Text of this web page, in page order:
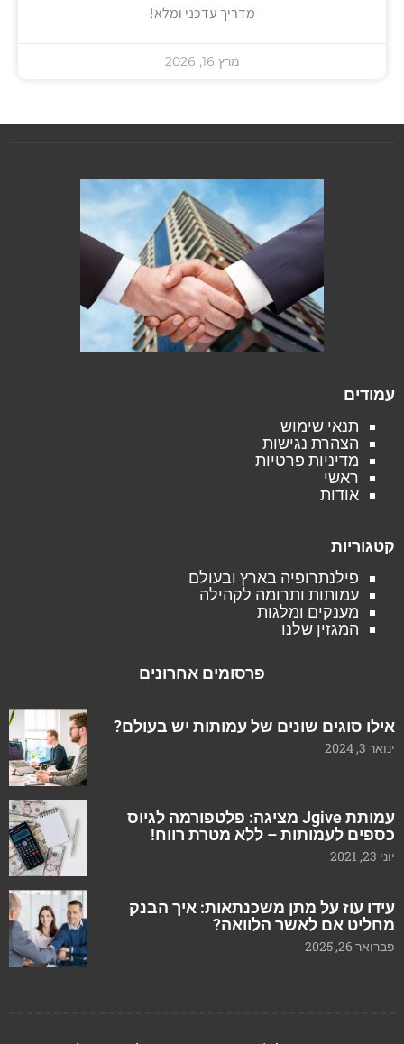
מדריך עדכני ומלא!
מרץ 16, 2026
עמודים
תנאי שימוש
הצהרת נגישות
מדיניות פרטיות
ראשי
אודות
קטגוריות
פילנתרופיה בארץ ובעולם
עמותות ותרומה לקהילה
מענקים ומלגות
המגזין שלנו
פרסומים אחרונים
אילו סוגים שונים של עמותות יש בעולם?
ינואר 3, 2024
עמותת Jgive מציגה: פלטפורמה לגיוס
כספים לעמותות – ללא מטרת רווח!
יוני 23, 2021
עידו עוז על מתן משכנתאות: איך הבנק
מחליט אם לאשר הלוואה?
פברואר 26, 2025